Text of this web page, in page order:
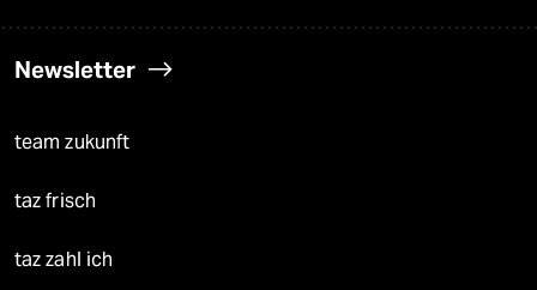
Newsletter
team zukunft
taz frisch
taz zahl ich